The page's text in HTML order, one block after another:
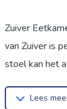
Zuiver
van Zuiver is
stoel kan het
Bovendien
Lees